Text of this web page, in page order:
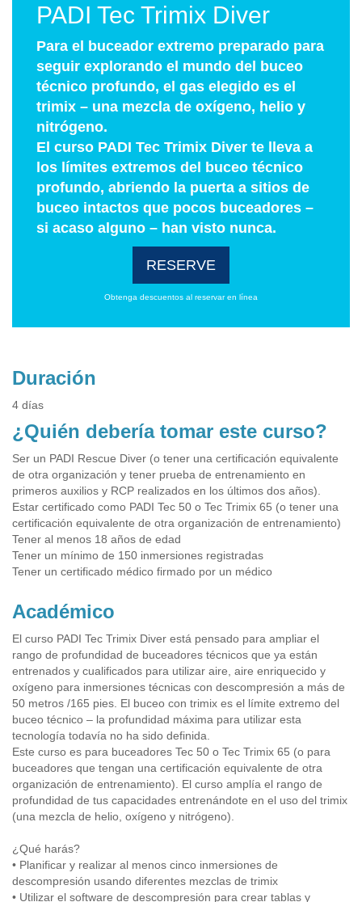
PADI Tec Trimix Diver
Para el buceador extremo preparado para
seguir explorando el mundo del buceo
técnico profundo, el gas elegido es el
trimix – una mezcla de oxígeno, helio y
nitrógeno.
El curso PADI Tec Trimix Diver te lleva a
los límites extremos del buceo técnico
profundo, abriendo la puerta a sitios de
buceo intactos que pocos buceadores –
si acaso alguno – han visto nunca.
RESERVE
Obtenga descuentos al reservar en línea
Duración
4 días
¿Quién debería tomar este curso?
Ser un PADI Rescue Diver (o tener una certificación equivalente
de otra organización y tener prueba de entrenamiento en
primeros auxilios y RCP realizados en los últimos dos años).
Estar certificado como PADI Tec 50 o Tec Trimix 65 (o tener una
certificación equivalente de otra organización de entrenamiento)
Tener al menos 18 años de edad
Tener un mínimo de 150 inmersiones registradas
Tener un certificado médico firmado por un médico
Académico
El curso PADI Tec Trimix Diver está pensado para ampliar el
rango de profundidad de buceadores técnicos que ya están
entrenados y cualificados para utilizar aire, aire enriquecido y
oxígeno para inmersiones técnicas con descompresión a más de
50 metros /165 pies. El buceo con trimix es el límite extremo del
buceo técnico – la profundidad máxima para utilizar esta
tecnología todavía no ha sido definida.
Este curso es para buceadores Tec 50 o Tec Trimix 65 (o para
buceadores que tengan una certificación equivalente de otra
organización de entrenamiento). El curso amplía el rango de
profundidad de tus capacidades entrenándote en el uso del trimix
(una mezcla de helio, oxígeno y nitrógeno).
¿Qué harás?
• Planificar y realizar al menos cinco inmersiones de
descompresión usando diferentes mezclas de trimix
• Utilizar el software de descompresión para crear tablas y